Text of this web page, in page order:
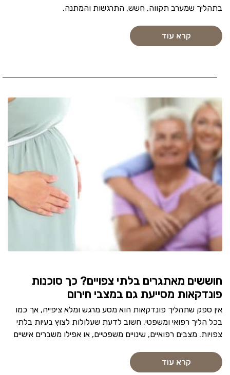
בתהליך שמערב תקווה, חשש, התרגשות והמתנה.
קרא עוד
חוששים מאתגרים בלתי צפויים? כך סוכנות
פונדקאות מסייעת גם במצבי חירום
אין ספק שתהליך פונדקאות הוא מסע מרגש ומלא ציפייה, אך כמו
בכל הליך רפואי ומשפטי, חשוב לדעת שעלולות לצוץ בעיות בלתי
צפויות. מצבים רפואיים, שינויים משפטיים, או אפילו משברים אישיים
קרא עוד